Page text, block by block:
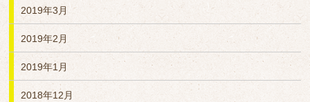
2019年3月
2019年2月
2019年1月
2018年12月